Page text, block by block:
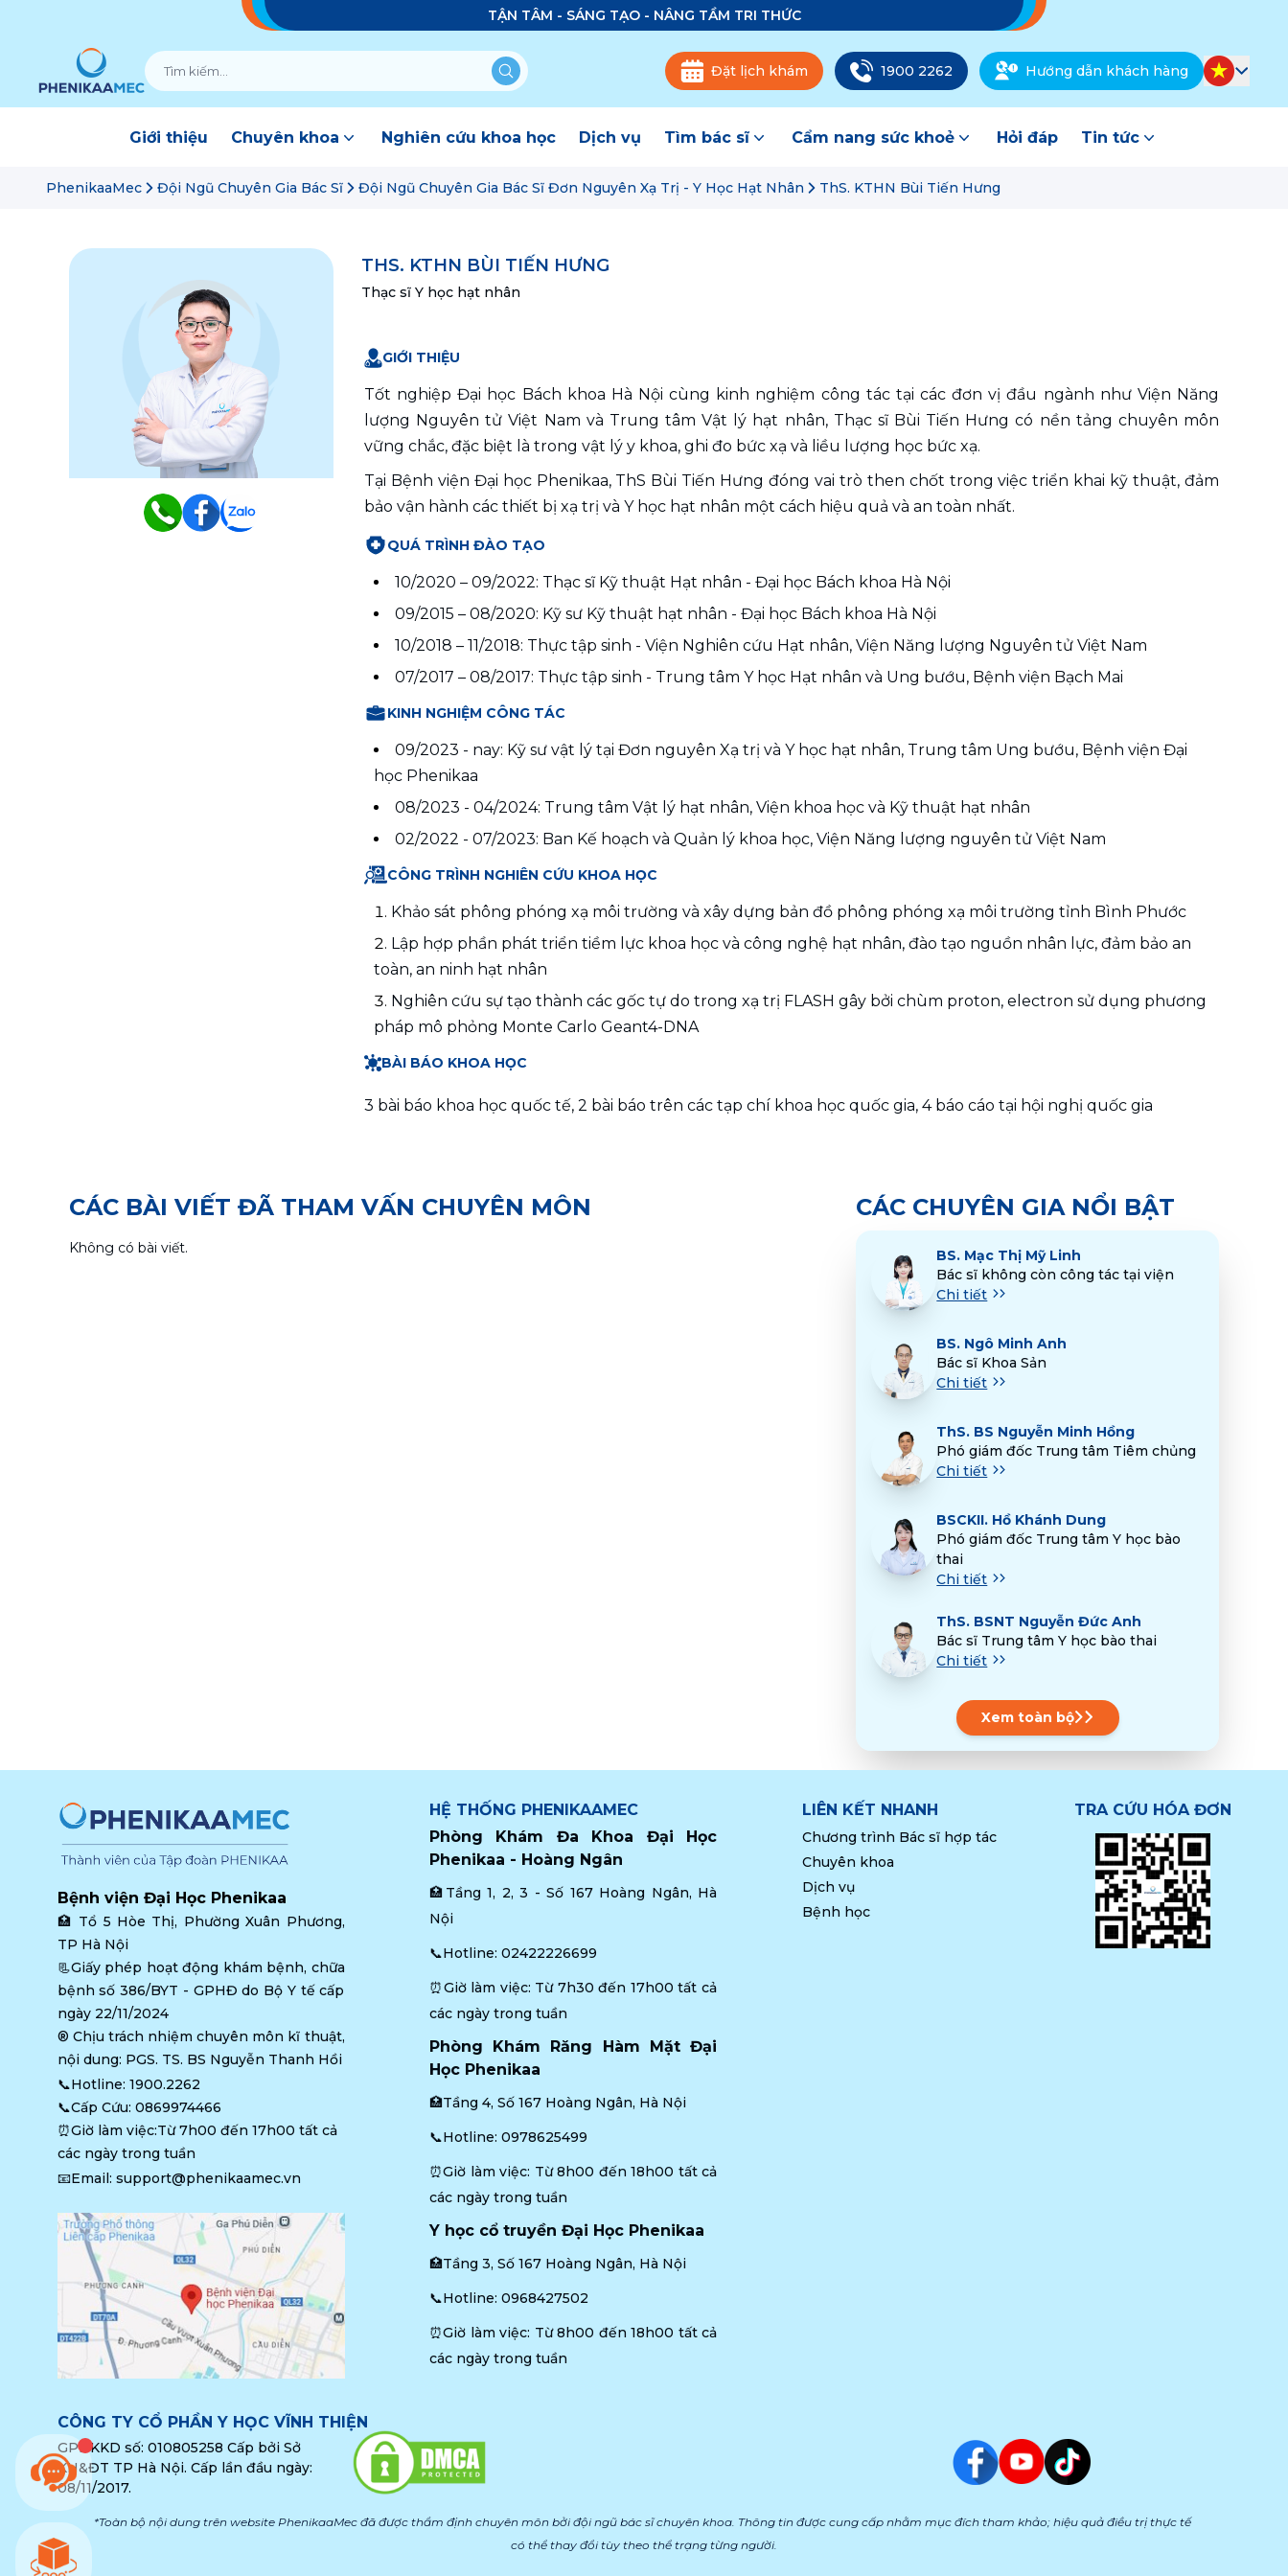
TẬN TÂM - SÁNG TẠO - NÂNG TẦM TRI THỨC
Đặt lịch khám 1900 2262 Hướng dẫn khách hàng
Giới thiệu Chuyên khoa Nghiên cứu khoa học Dịch vụ Tìm bác sĩ Cẩm nang sức khoẻ Hỏi đáp Tin tức
PhenikaaMec Đội Ngũ Chuyên Gia Bác Sĩ Đội Ngũ Chuyên Gia Bác Sĩ Đơn Nguyên Xạ Trị - Y Học Hạt Nhân ThS. KTHN Bùi Tiến Hưng
THS. KTHN BÙI TIẾN HƯNG
Thạc sĩ Y học hạt nhân
GIỚI THIỆU
Tốt nghiệp Đại học Bách khoa Hà Nội cùng kinh nghiệm công tác tại các đơn vị đầu ngành như Viện Năng
lượng Nguyên tử Việt Nam và Trung tâm Vật lý hạt nhân, Thạc sĩ Bùi Tiến Hưng có nền tảng chuyên môn
vững chắc, đặc biệt là trong vật lý y khoa, ghi đo bức xạ và liều lượng học bức xạ.
Tại Bệnh viện Đại học Phenikaa, ThS Bùi Tiến Hưng đóng vai trò then chốt trong việc triển khai kỹ thuật, đảm
bảo vận hành các thiết bị xạ trị và Y học hạt nhân một cách hiệu quả và an toàn nhất.
QUÁ TRÌNH ĐÀO TẠO
10/2020 – 09/2022: Thạc sĩ Kỹ thuật Hạt nhân - Đại học Bách khoa Hà Nội
09/2015 – 08/2020: Kỹ sư Kỹ thuật hạt nhân - Đại học Bách khoa Hà Nội
10/2018 – 11/2018: Thực tập sinh - Viện Nghiên cứu Hạt nhân, Viện Năng lượng Nguyên tử Việt Nam
07/2017 – 08/2017: Thực tập sinh - Trung tâm Y học Hạt nhân và Ung bướu, Bệnh viện Bạch Mai
KINH NGHIỆM CÔNG TÁC
09/2023 - nay: Kỹ sư vật lý tại Đơn nguyên Xạ trị và Y học hạt nhân, Trung tâm Ung bướu, Bệnh viện Đại
học Phenikaa
08/2023 - 04/2024: Trung tâm Vật lý hạt nhân, Viện khoa học và Kỹ thuật hạt nhân
02/2022 - 07/2023: Ban Kế hoạch và Quản lý khoa học, Viện Năng lượng nguyên tử Việt Nam
CÔNG TRÌNH NGHIÊN CỨU KHOA HỌC
Khảo sát phông phóng xạ môi trường và xây dựng bản đồ phông phóng xạ môi trường tỉnh Bình Phước
Lập hợp phần phát triển tiềm lực khoa học và công nghệ hạt nhân, đào tạo nguồn nhân lực, đảm bảo an
toàn, an ninh hạt nhân
Nghiên cứu sự tạo thành các gốc tự do trong xạ trị FLASH gây bởi chùm proton, electron sử dụng phương
pháp mô phỏng Monte Carlo Geant4-DNA
BÀI BÁO KHOA HỌC
3 bài báo khoa học quốc tế, 2 bài báo trên các tạp chí khoa học quốc gia, 4 báo cáo tại hội nghị quốc gia
CÁC BÀI VIẾT ĐÃ THAM VẤN CHUYÊN MÔN
Không có bài viết.
CÁC CHUYÊN GIA NỔI BẬT
BS. Mạc Thị Mỹ Linh
Bác sĩ không còn công tác tại viện
Chi tiết
BS. Ngô Minh Anh
Bác sĩ Khoa Sản
Chi tiết
ThS. BS Nguyễn Minh Hồng
Phó giám đốc Trung tâm Tiêm chủng
Chi tiết
BSCKII. Hồ Khánh Dung
Phó giám đốc Trung tâm Y học bào
thai
Chi tiết
ThS. BSNT Nguyễn Đức Anh
Bác sĩ Trung tâm Y học bào thai
Chi tiết
Xem toàn bộ
Bệnh viện Đại Học Phenikaa
🏥 Tổ 5 Hòe Thị, Phường Xuân Phương,
TP Hà Nội
📃Giấy phép hoạt động khám bệnh, chữa
bệnh số 386/BYT - GPHĐ do Bộ Y tế cấp
ngày 22/11/2024
®️ Chịu trách nhiệm chuyên môn kĩ thuật,
nội dung: PGS. TS. BS Nguyễn Thanh Hồi
📞Hotline: 1900.2262
📞Cấp Cứu: 0869974466
⏰Giờ làm việc:Từ 7h00 đến 17h00 tất cả
các ngày trong tuần
📧Email: support@phenikaamec.vn
HỆ THỐNG PHENIKAAMEC
Phòng Khám Đa Khoa Đại Học
Phenikaa - Hoàng Ngân
🏥Tầng 1, 2, 3 - Số 167 Hoàng Ngân, Hà
Nội
📞Hotline: 02422226699
⏰Giờ làm việc: Từ 7h30 đến 17h00 tất cả
các ngày trong tuần
Phòng Khám Răng Hàm Mặt Đại
Học Phenikaa
🏥Tầng 4, Số 167 Hoàng Ngân, Hà Nội
📞Hotline: 0978625499
⏰Giờ làm việc: Từ 8h00 đến 18h00 tất cả
các ngày trong tuần
Y học cổ truyền Đại Học Phenikaa
🏥Tầng 3, Số 167 Hoàng Ngân, Hà Nội
📞Hotline: 0968427502
⏰Giờ làm việc: Từ 8h00 đến 18h00 tất cả
các ngày trong tuần
LIÊN KẾT NHANH
Chương trình Bác sĩ hợp tác
Chuyên khoa
Dịch vụ
Bệnh học
CÔNG TY CỔ PHẦN Y HỌC VĨNH THIỆN
GPĐKKD số: 010805258 Cấp bởi Sở
KH&ĐT TP Hà Nội. Cấp lần đầu ngày:
08/11/2017.
TRA CỨU HÓA ĐƠN
*Toàn bộ nội dung trên website PhenikaaMec đã được thẩm định chuyên môn bởi đội ngũ bác sĩ chuyên khoa. Thông tin được cung cấp nhằm mục đích tham khảo; hiệu quả điều trị thực tế
có thể thay đổi tùy theo thể trạng từng người.